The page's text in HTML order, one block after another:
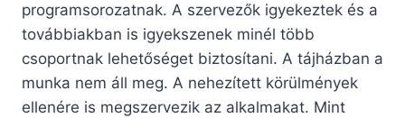
programsorozatnak. A szervezők igyekeztek és a
továbbiakban is igyekszenek minél több
csoportnak lehetőséget biztosítani. A tájházban a
munka nem áll meg. A nehezített körülmények
ellenére is megszervezik az alkalmakat. Mint